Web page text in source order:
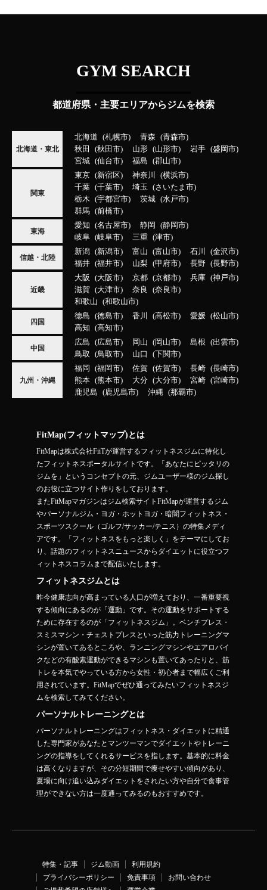
GYM SEARCH
都道府県・主要エリアからジムを検索
北海道・東北
北海道 札幌市 青森
青森市
秋田
秋田市 山形 山形市 岩手
盛岡市
宮城
仙台市 福島 郡山市
関東
東京 新宿区 神奈川
横浜市
千葉
千葉市 埼玉
さいたま市
栃木
宇都宮市 茨城
水戸市
群馬
前橋市
東海
愛知 名古屋市 静岡
静岡市
岐阜
岐阜市 三重 津市
信越・北陸
新潟 新潟市 富山 富山市 石川
金沢市
福井
福井市 山梨 甲府市 長野 長野市
近畿
大阪 大阪市 京都 京都市 兵庫
神戸市
滋賀
大津市 奈良
奈良市
和歌山
和歌山市
四国
徳島 徳島市 香川 高松市 愛媛
松山市
高知
高知市
中国
広島 広島市 岡山 岡山市 島根
出雲市
鳥取
鳥取市 山口 下関市
九州・沖縄
福岡 福岡市 佐賀 佐賀市 長崎
長崎市
熊本
熊本市 大分 大分市 宮崎
宮崎市
鹿児島
鹿児島市 沖縄 那覇市
FitMap(フィットマップ)とは
FitMapは株式会社FiiTが運営するフィットネスジムに特化し
たフィットネスポータルサイトです。「あなたにピッタリの
ジムを」というコンセプトの元、ジムユーザー様のジム探し
のお役に立つサイト作りをしております。
またFitMapマガジンはジム検索サイトFitMapが運営するジム
やパーソナルジム・ヨガ・ホットヨガ・暗闇フィットネス・
スポーツスクール（ゴルフ/サッカー/テニス）の特集メディ
アです。「フィットネスをもっと楽しく」をテーマにしてお
り、話題のフィットネスニュースからダイエットに役立つフ
ィットネスコラムまで配信いたします。
フィットネスジムとは
昨今健康志向が高まっている人口が増えており、一番重要視
する傾向にあるのが「運動」です。その運動をサポートする
ために存在するのが「フィットネスジム」。ベンチプレス・
スミスマシン・チェストプレスといった筋力トレーニングマ
シンが置いてあるところや、ランニングマシンやエアロバイ
クなどの有酸素運動ができるマシンも置いてあったりと、筋
トレを本気でやっている方から女性・初心者まで幅広くご利
用されています。FitMapでぜひ通ってみたいフィットネスジ
ムを検索してみてください。
パーソナルトレーニングとは
パーソナルトレーニングはフィットネス・ダイエットに精通
した専門家があなたとマンツーマンでダイエットやトレーニ
ングの指導をしてくれるサービスを指します。基本的に料金
は高くなりますが、その分短期間で痩せやすい傾向があり、
夏場に向け追い込みダイエットをされたい方や自分で食事管
理ができない方は一度通ってみるのもおすすめです。
特集・記事 ジム動画
利用規約
プライバシーポリシー
免責事項
お問い合わせ